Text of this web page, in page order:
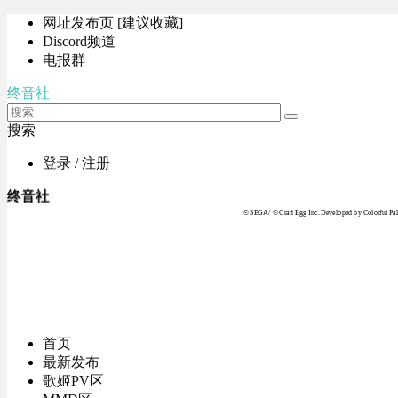
网址发布页 [建议收藏]
Discord频道
电报群
终音社
搜索
登录 / 注册
终音社
© SEGA / © Craft Egg Inc. Developed by Colorful
首页
最新发布
歌姬PV区